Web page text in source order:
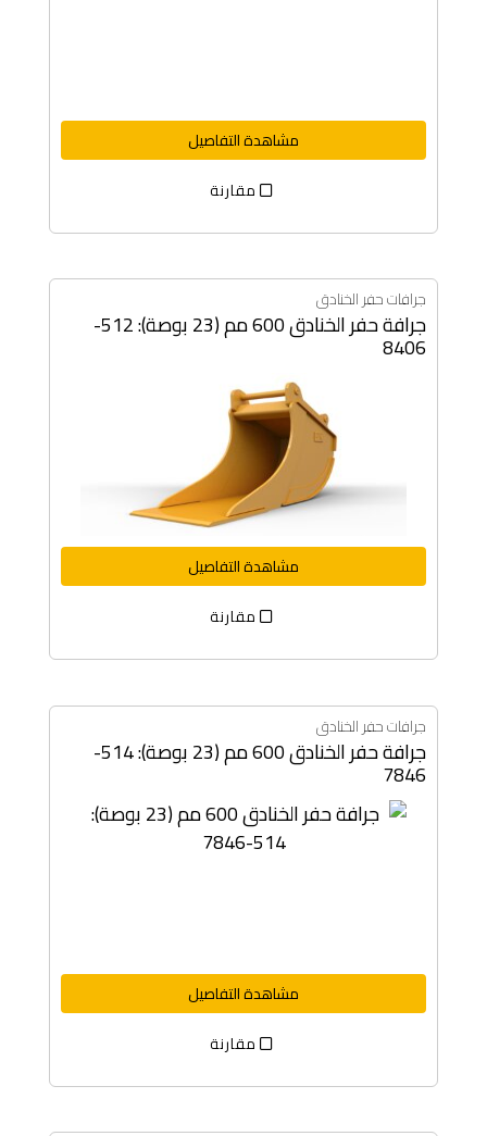
مشاهدة التفاصيل
مقارنة
جرافات حفر الخنادق
جرافة حفر الخنادق 600 مم (23 بوصة): 512-
8406
مشاهدة التفاصيل
مقارنة
جرافات حفر الخنادق
جرافة حفر الخنادق 600 مم (23 بوصة): 514-
7846
مشاهدة التفاصيل
مقارنة